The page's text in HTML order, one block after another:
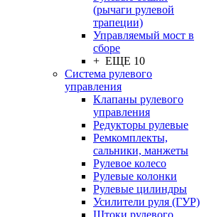
(рычаги рулевой
трапеции)
Управляемый мост в
сборе
+ ЕЩЕ 10
Система рулевого
управления
Клапаны рулевого
управления
Редукторы рулевые
Ремкомплекты,
сальники, манжеты
Рулевое колесо
Рулевые колонки
Рулевые цилиндры
Усилители руля (ГУР)
Штоки рулевого